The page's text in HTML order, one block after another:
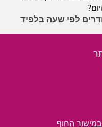
לפי שעה בלפיד
החוף